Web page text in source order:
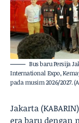
Bus baru Persija
International Expo,
pada musim 2026/2027.
Jakarta
era baru dengan